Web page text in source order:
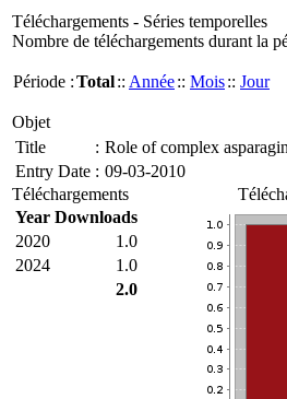
Téléchargements - Séries temporelles
Nombre de téléchargements durant la
Période :Total:: Année:: Mois:: Jour
Objet
Title
: Role of complex
Entry Date : 09-03-2010
Téléchargements
Year Downloads
2020
1.0
2024
1.0
2.0